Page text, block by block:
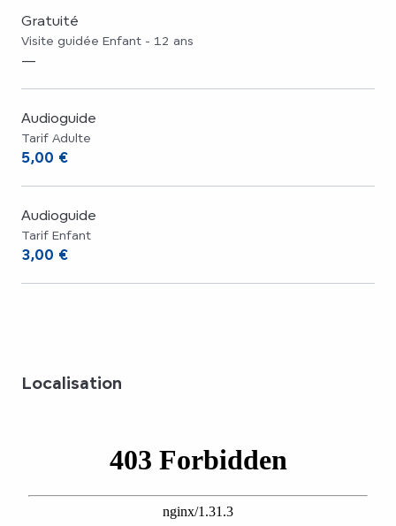
Gratuité
Visite guidée Enfant - 12 ans
—
Audioguide
Tarif Adulte
5,00 €
Audioguide
Tarif Enfant
3,00 €
Localisation